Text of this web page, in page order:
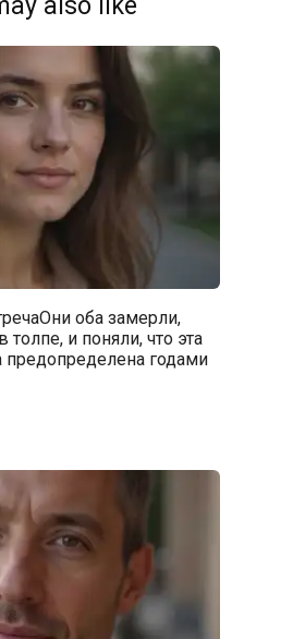
оба замерли,
толпе, и поняли, что эта
предопределена годами